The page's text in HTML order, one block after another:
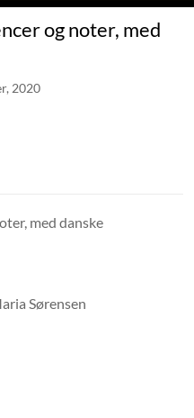
og noter, med
2020
med danske
Sørensen